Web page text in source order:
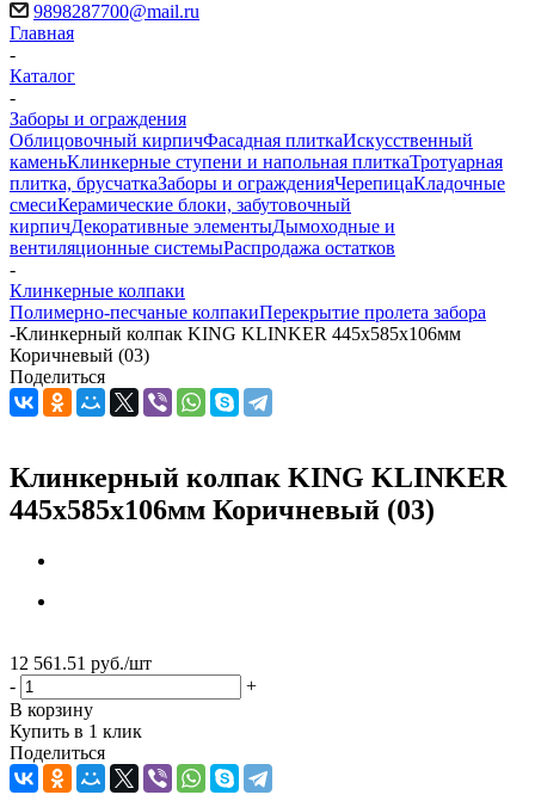
9898287700@mail.ru
Главная
-
Каталог
-
Заборы и ограждения
Облицовочный кирпичФасадная плиткаИскусственный
каменьКлинкерные ступени и напольная плиткаТротуарная
плитка, брусчаткаЗаборы и огражденияЧерепицаКладочные
смесиКерамические блоки, забутовочный
кирпичДекоративные элементыДымоходные и
вентиляционные системыРаспродажа остатков
-
Клинкерные колпаки
Полимерно-песчаные колпакиПерекрытие пролета забора
-Клинкерный колпак KING KLINKER 445x585x106мм
Коричневый (03)
Поделиться
Клинкерный колпак KING KLINKER
445x585x106мм Коричневый (03)
12 561.51 руб./шт
-
+
В корзину
Купить в 1 клик
Поделиться